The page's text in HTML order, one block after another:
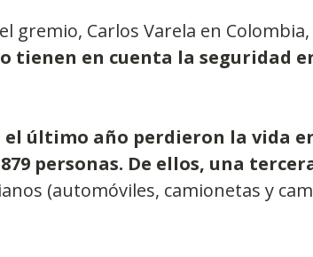
gremio, Carlos Varela en Colombia,
tienen en cuenta la seguridad
el último año perdieron la vida
personas. De ellos, una
(automóviles, camionetas y